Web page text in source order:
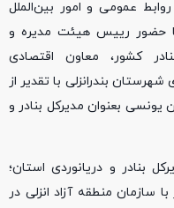
عمومی و امور بین‌الملل
حضور رییس هیئت مدیره و
کشور، معاون اقتصادی
بندرانزلی با تقدیر از
بعنوان مدیرکل بنادر و
بنادر و دریانوردی استان؛
سازمان منطقه آزاد انزلی در